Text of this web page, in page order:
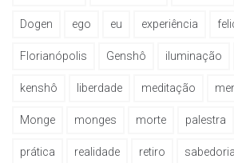
Dogen ego eu experiência
Florianópolis Genshô iluminação
kenshô liberdade meditação
Monge monges morte palestra
prática realidade retiro sabedoria